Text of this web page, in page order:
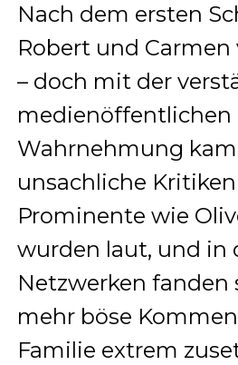
Nach dem ersten
Robert und
– doch mit der
medienöffentlichen
Wahrnehmung
unsachliche
Prominente wie
wurden laut, und in
Netzwerken fanden
mehr böse
Familie extrem